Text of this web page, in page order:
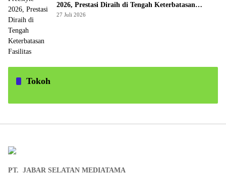
2026, Prestasi Diraih di Tengah Keterbatasan
Fasilitas
27 Juli 2026
Tokoh
PT. JABAR SELATAN MEDIATAMA